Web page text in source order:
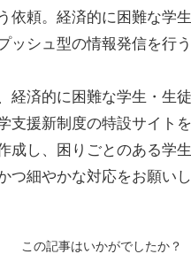
依頼。経済的に困難な学
ッシュ型の情報発信を行
済的に困難な学生・生
支援新制度の特設サイト
成し、困りごとのある学
細やかな対応をお願いし
この記事はいかがでしたか？